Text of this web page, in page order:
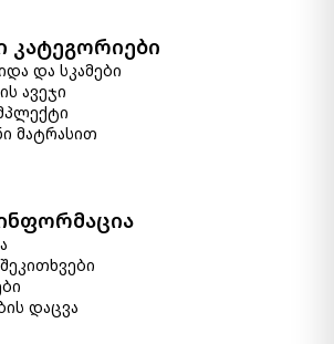
თეფში ASSIETTE PLATE SOMMETS
39.00 ₾
Item: CD153753
რაოდენობა:
კალათაში დამატება
სანათი THEO
365.00 ₾
და სკამები
ავეჯი
მატრასით
დაცვა